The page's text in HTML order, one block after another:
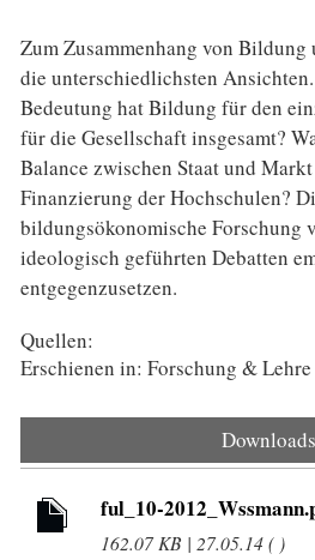
Zum Zusammenhang von
die unterschiedlichsten
Bedeutung hat Bildung für den
für die Gesellschaft insgesamt?
Balance zwischen Staat und
Finanzierung der Hochschulen?
bildungsökonomische Forschung
ideologisch geführten Debatten
entgegenzusetzen.
Quellen:
Erschienen in: Forschung &
Downloads
ful_10-
162.07 KB | 27.05.14 ( )